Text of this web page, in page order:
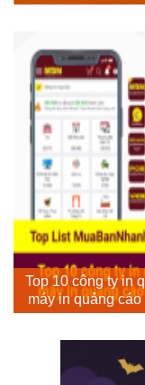
Top 10 công ty in
máy in quảng